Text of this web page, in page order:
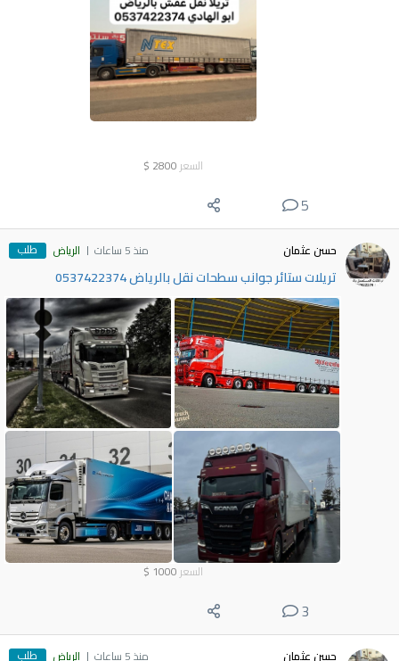
السعر 2800
$
5
حسن عثمان منذ 5 ساعات الرياض طلب
تريلات ستائر جوانب سطحات نقل بالرياض 0537422374
السعر 1000
$
3
حسن عثمان منذ 5 ساعات الرياض طلب